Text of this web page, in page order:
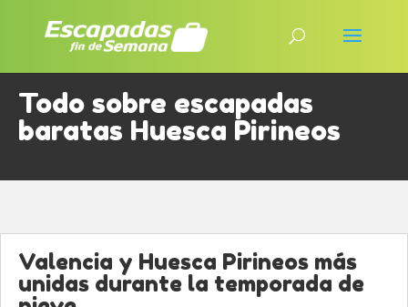
Todo sobre escapadas
baratas Huesca Pirineos
Valencia y Huesca Pirineos más
unidas durante la temporada de